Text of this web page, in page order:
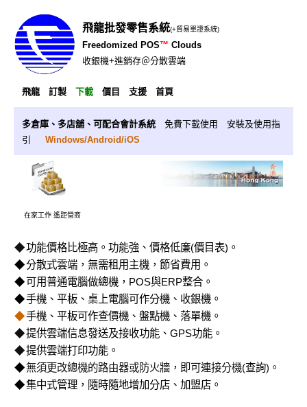
飛龍批發零售系統(+貿易單證系統)
Freedomized POS™ Clouds
收銀機+進銷存＠分散雲端
飛龍 訂製 下載 價目 支援 首頁
多倉庫、多店舖、可配合會計系統 免費下載使用
安裝及使用指
引
Windows/Android/iOS
在家工作 遙距營商
◆功能價格比極高。功能強、價格低廉(價目表)。
◆分散式雲端 ，無需租用主機，節省費用。
◆可用普通電腦做總機，POS與ERP整合。
◆手機、平板、桌上電腦可作分機、收銀機。
◆手機、平板可作查價機、盤點機、落單機。
◆提供雲端信息發送及接收功能、GPS功能。
◆提供雲端打印功能。
◆無須更改總機的路由器或防火牆，即可連接分機(查詢)。
◆集中式管理，隨時隨地增加分店、加盟店。